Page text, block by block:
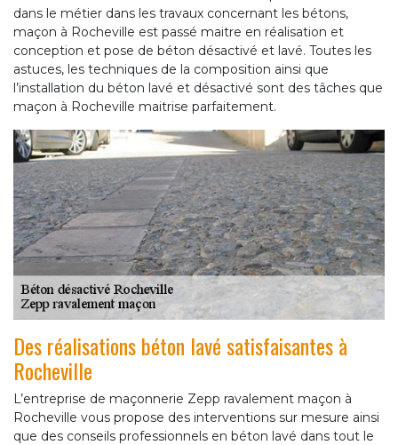
dans le métier dans les travaux concernant les bétons,
maçon à Rocheville est passé maitre en réalisation et
conception et pose de béton désactivé et lavé. Toutes les
astuces, les techniques de la composition ainsi que
l’installation du béton lavé et désactivé sont des tâches que
maçon à Rocheville maitrise parfaitement.
Des réalisations béton lavé satisfaisantes à
Rocheville
L’entreprise de maçonnerie Zepp ravalement maçon à
Rocheville vous propose des interventions sur mesure ainsi
que des conseils professionnels en béton lavé dans tout le